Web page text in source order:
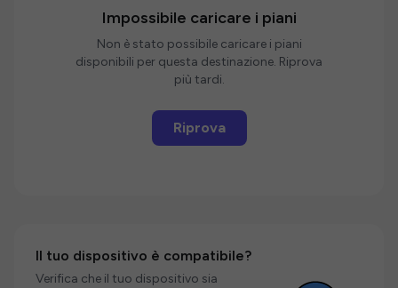
Impossibile caricare i piani
Non è stato possibile caricare i piani
disponibili per questa destinazione. Riprova
più tardi.
Riprova
Il tuo dispositivo è compatibile?
Verifica che il tuo dispositivo sia